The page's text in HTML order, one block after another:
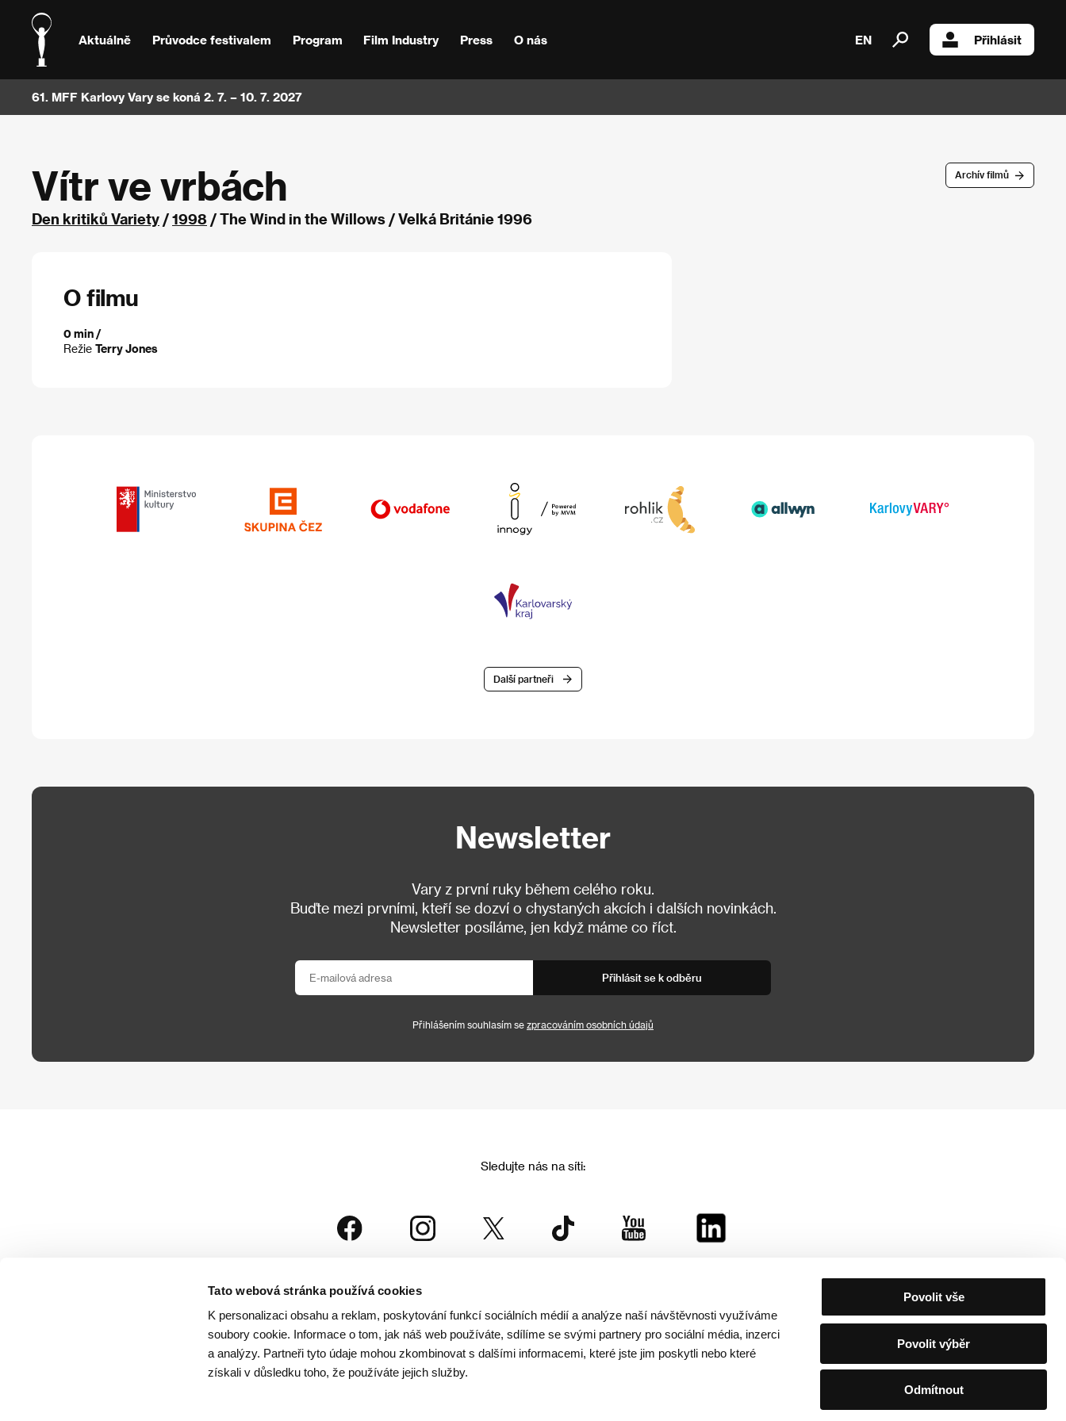
Tato webová stránka používá cookies
K personalizaci obsahu a reklam, poskytování funkcí sociálních médií a analýze naší návštěvnosti využíváme
soubory cookie. Informace o tom, jak náš web používáte, sdílíme se svými partnery pro sociální média, inzerci
a analýzy. Partneři tyto údaje mohou zkombinovat s dalšími informacemi, které jste jim poskytli nebo které
získali v důsledku toho, že používáte jejich služby.
Povolit vše
Povolit výběr
Odmítnout
Aktuálně Průvodce festivalem Program Film Industry Press O nás EN Přihlásit
61. MFF Karlovy Vary se koná 2. 7. – 10. 7. 2027
Archív filmů
Vítr ve vrbách
Den kritiků Variety /1998 / The Wind in the Willows / Velká Británie 1996
O filmu
0 min /
Režie Terry Jones
Další partneři
Newsletter
Vary z první ruky během celého roku.
Buďte mezi prvními, kteří se dozví o chystaných akcích i dalších novinkách.
Newsletter posíláme, jen když máme co říct.
Přihlásit se k odběru
Přihlášením souhlasím se zpracováním osobních údajů
Sledujte nás na síti:
je součástí rodiny KVIFF Group, která zastřešuje i další projekty: